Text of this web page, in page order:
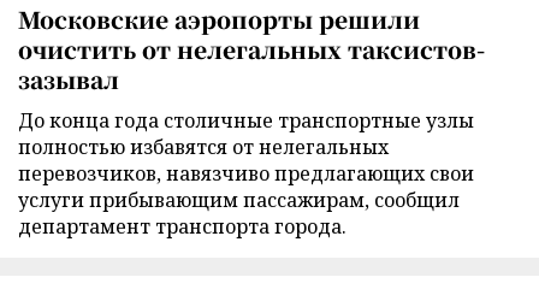
Московские аэропорты решили
очистить от нелегальных таксистов-
зазывал
До конца года столичные транспортные узлы
полностью избавятся от нелегальных
перевозчиков, навязчиво предлагающих свои
услуги прибывающим пассажирам, сообщил
департамент транспорта города.